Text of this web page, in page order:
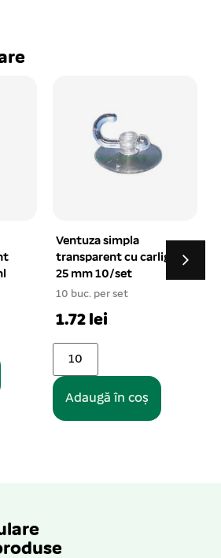
Filtru apa acvariu
BOYU SP-1300I
400L/h 9W
1 buc. per set
71.36 lei
Adaugă în coș